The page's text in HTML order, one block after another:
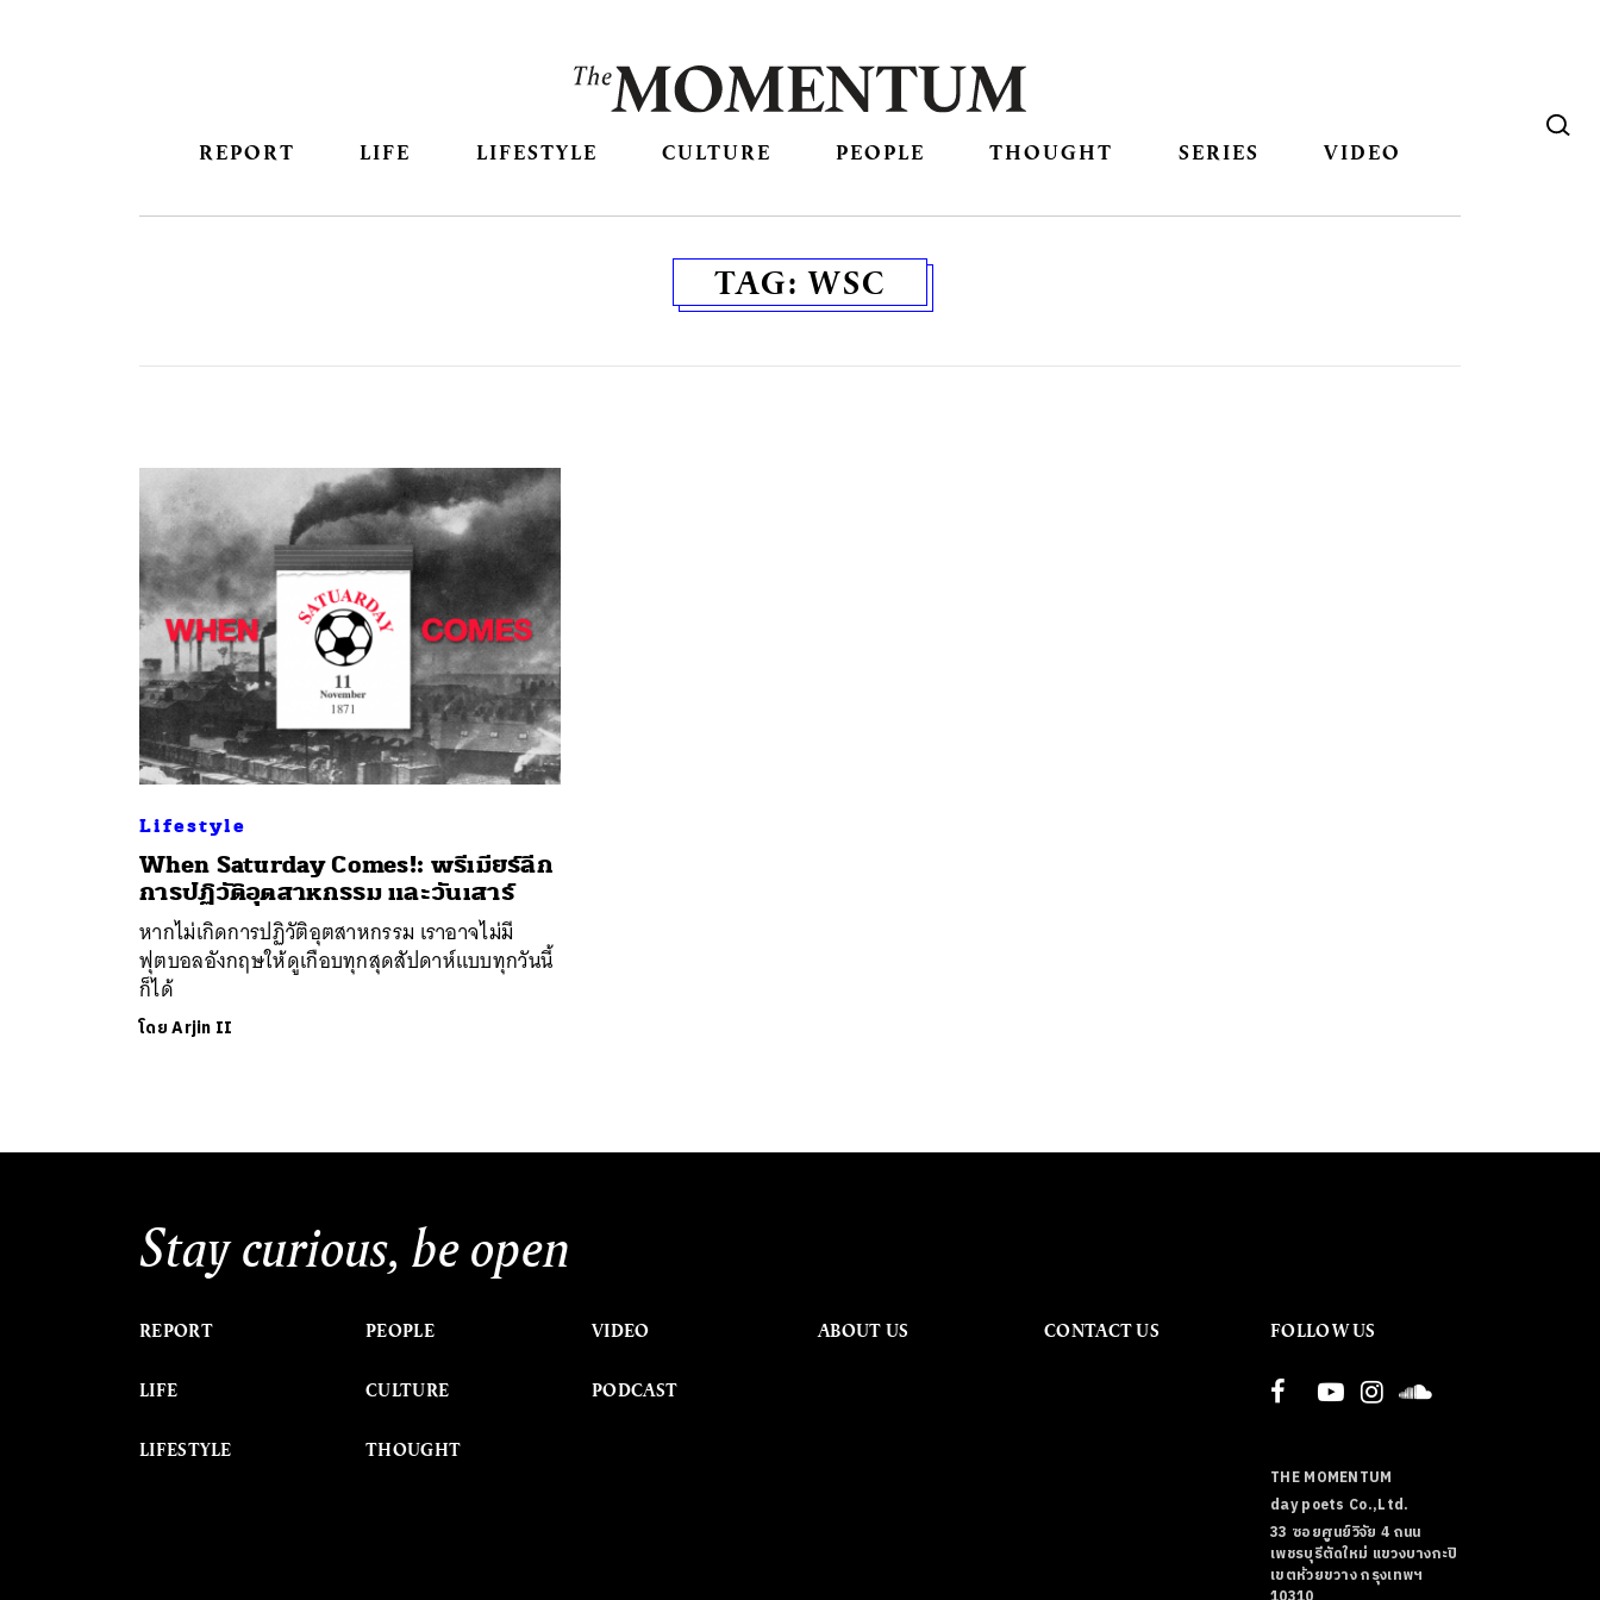
REPORT LIFE LIFESTYLE CULTURE PEOPLE THOUGHT SERIES VIDEO
TAG:WSC
Lifestyle
When Saturday Comes!: พรีเมียร์ลีก
การปฏิวัติอุตสาหกรรม และวันเสาร์
หากไม่เกิดการปฏิวัติอุตสาหกรรม เราอาจไม่มี
ฟุตบอลอังกฤษให้ดูเกือบทุกสุดสัปดาห์แบบทุกวันนี้
ก็ได้
โดยArjin II
Stay curious, be open
REPORT
LIFE
LIFESTYLE
PEOPLE
CULTURE
THOUGHT
VIDEO
PODCAST
ABOUT US CONTACT US FOLLOW US
THE MOMENTUM
day poets Co.,Ltd.
33 ซอยศูนย์วิจัย 4 ถนน
เพชรบุรีตัดใหม่ แขวงบางกะปิ
เขตห้วยขวาง กรุงเทพฯ
ค้นหา